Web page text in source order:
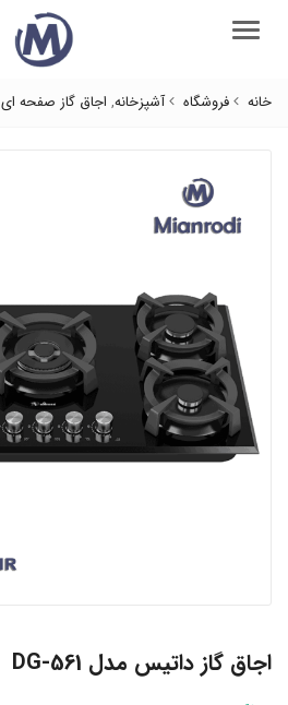
منو
خانه فروشگاه آشپزخانه, اجاق گاز صفحه ای
اجاق گاز داتیس مدل DG-561